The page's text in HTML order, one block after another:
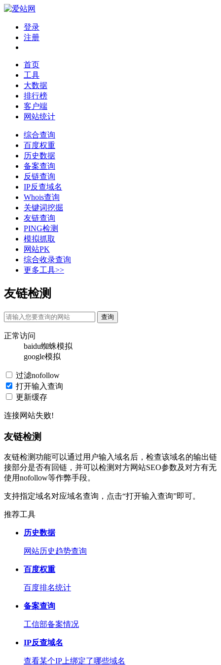
登录
注册
首页
工具
大数据
排行榜
客户端
网站统计
综合查询
百度权重
历史数据
备案查询
反链查询
IP反查域名
Whois查询
关键词挖掘
友链查询
PING检测
模拟抓取
网站PK
综合收录查询
更多工具>>
友链检测
正常访问
baidu蜘蛛模拟
google模拟
过滤nofollow
打开输入查询
更新缓存
连接网站失败!
友链检测
友链检测功能可以通过用户输入域名后，检查该域名的输出链
接部分是否有回链，并可以检测对方网站SEO参数及对方有无
使用nofollow等作弊手段。
支持指定域名对应域名查询，点击“打开输入查询”即可。
推荐工具
历史数据
网站历史趋势查询
百度权重
百度排名统计
备案查询
工信部备案情况
IP反查域名
查看某个IP上绑定了哪些域名